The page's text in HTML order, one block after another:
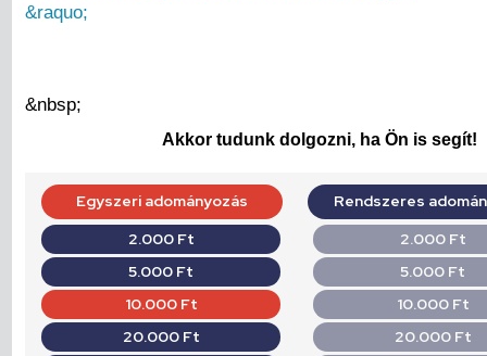
&raquo;
&nbsp;
Akkor tudunk dolgozni, ha Ön is segít!